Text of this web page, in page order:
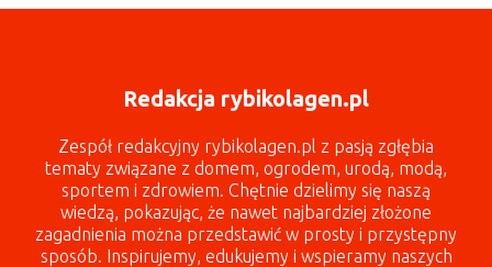
Redakcja rybikolagen.pl
Zespół redakcyjny rybikolagen.pl z pasją zgłębia
tematy związane z domem, ogrodem, urodą, modą,
sportem i zdrowiem. Chętnie dzielimy się naszą
wiedzą, pokazując, że nawet najbardziej złożone
zagadnienia można przedstawić w prosty i przystępny
sposób. Inspirujemy, edukujemy i wspieramy naszych